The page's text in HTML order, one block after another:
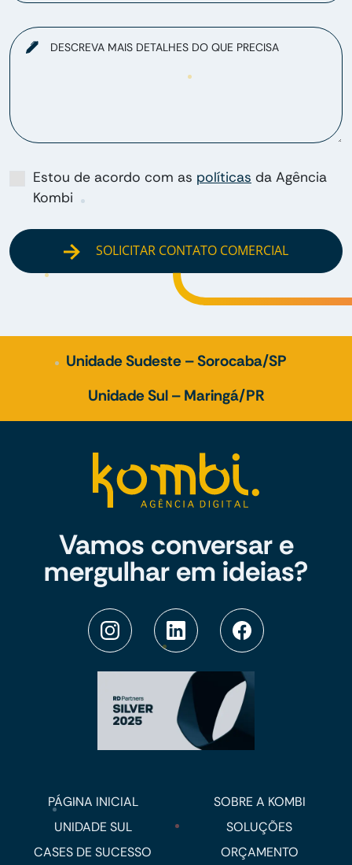
DESCREVA MAIS DETALHES DO QUE PRECISA
Estou de acordo com as políticas da Agência
Kombi
SOLICITAR CONTATO COMERCIAL
Unidade Sudeste – Sorocaba/SP
Unidade Sul – Maringá/PR
Vamos conversar e
mergulhar em ideias?
PÁGINA INICIAL
SOBRE A KOMBI
UNIDADE SUL
SOLUÇÕES
CASES DE SUCESSO
ORÇAMENTO